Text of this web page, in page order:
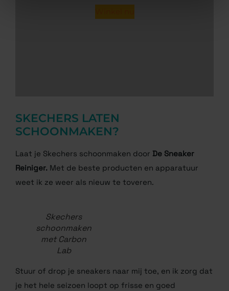
SKECHERS LATEN
SCHOONMAKEN?
Laat je Skechers schoonmaken door De Sneaker
Reiniger. Met de beste producten en apparatuur
weet ik ze weer als nieuw te toveren.
Skechers
schoonmaken
met Carbon
Lab
Stuur of drop je sneakers naar mij toe, en ik zorg dat
je het hele seizoen loopt op frisse en goed